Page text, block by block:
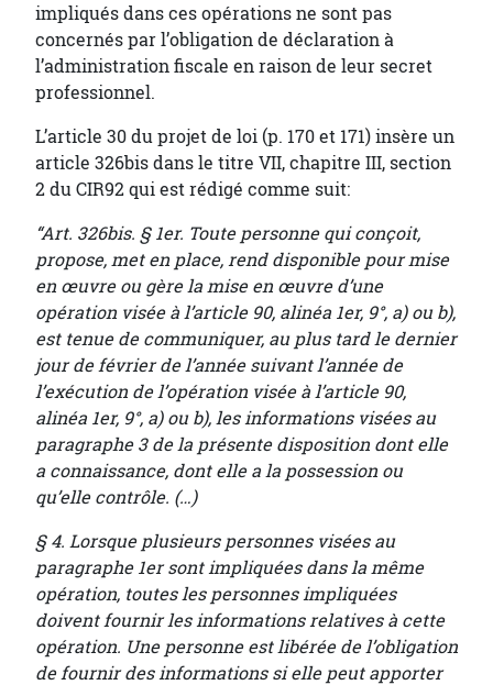
impliqués dans ces opérations ne sont pas
concernés par l’obligation de déclaration à
l’administration fiscale en raison de leur secret
professionnel.
L’article 30 du projet de loi (p. 170 et 171) insère un
article 326bis dans le titre VII, chapitre III, section
2 du CIR92 qui est rédigé comme suit:
“Art. 326bis. § 1er. Toute personne qui conçoit,
propose, met en place, rend disponible pour mise
en œuvre ou gère la mise en œuvre d’une
opération visée à l’article 90, alinéa 1er, 9°, a) ou b),
est tenue de communiquer, au plus tard le dernier
jour de février de l’année suivant l’année de
l’exécution de l’opération visée à l’article 90,
alinéa 1er, 9°, a) ou b), les informations visées au
paragraphe 3 de la présente disposition dont elle
a connaissance, dont elle a la possession ou
qu’elle contrôle. (…)
§ 4. Lorsque plusieurs personnes visées au
paragraphe 1er sont impliquées dans la même
opération, toutes les personnes impliquées
doivent fournir les informations relatives à cette
opération. Une personne est libérée de l’obligation
de fournir des informations si elle peut apporter